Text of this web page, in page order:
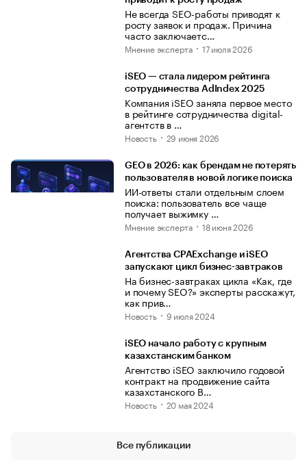
Не всегда SEO-работы приводят к
росту заявок и продаж. Причина
часто заключаетс…
Мнение эксперта 17 июля 2026
iSEO — стала лидером рейтинга
сотрудничества AdIndex 2025
Компания iSEO заняла первое место
в рейтинге сотрудничества digital-
агентств в …
Новость 29 июня 2026
GEO в 2026: как брендам не потерять
пользователя в новой логике поиска
ИИ-ответы стали отдельным слоем
поиска: пользователь все чаще
получает выжимку …
Мнение эксперта 18 июня 2026
Агентства CPAExchange и iSEO
запускают цикл бизнес-завтраков
На бизнес-завтраках цикла «Как, где
и почему SEO?» эксперты расскажут,
как прив…
Новость 9 июля 2024
iSEO начало работу с крупным
казахстанским банком
Агентство iSEO заключило годовой
контракт на продвижение сайта
казахстанского B…
Новость 20 мая 2024
Все публикации